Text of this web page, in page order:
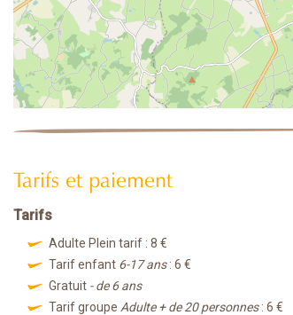
Tarifs et paiement
Tarifs
Adulte Plein tarif : 8 €
Tarif enfant 6-17 ans: 6 €
Gratuit - de 6 ans
Tarif groupe Adulte + de 20 personnes: 6 €